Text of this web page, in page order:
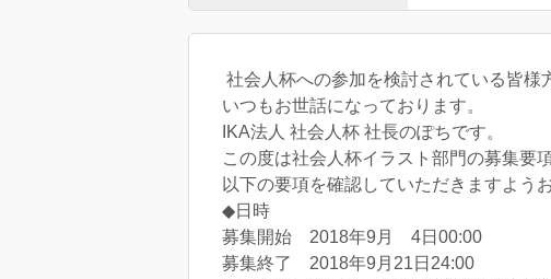
社会人杯への参加を検討されている皆様
いつもお世話になっております。
IKA法人 社会人杯 社長のぽちです。
この度は社会人杯イラスト部門の募集要
以下の要項を確認していただきますよう
◆日時
募集開始 2018年9月 4日00:00
募集終了 2018年9月21日24:00